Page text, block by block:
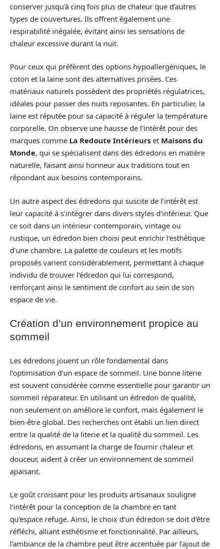
conserver jusqu’à cinq fois plus de chaleur que d’autres
types de couvertures. Ils offrent également une
respirabilité inégalée, évitant ainsi les sensations de
chaleur excessive durant la nuit.
Pour ceux qui préfèrent des options hypoallergéniques, le
coton et la laine sont des alternatives prisées. Ces
matériaux naturels possèdent des propriétés régulatrices,
idéales pour passer des nuits reposantes. En particulier, la
laine est réputée pour sa capacité à réguler la température
corporelle. On observe une hausse de l’intérêt pour des
marques comme La Redoute Intérieurs et Maisons du
Monde, qui se spécialisent dans des édredons en matière
naturelle, faisant ainsi honneur aux traditions tout en
répondant aux besoins contemporains.
Un autre aspect des édredons qui suscite de l’intérêt est
leur capacité à s’intégrer dans divers styles d’intérieur. Que
ce soit dans un intérieur contemporain, vintage ou
rustique, un édredon bien choisi peut enrichir l’esthétique
d’une chambre. La palette de couleurs et les motifs
proposés varient considérablement, permettant à chaque
individu de trouver l’édredon qui lui correspond,
renforçant ainsi le sentiment de confort au sein de son
espace de vie.
Création d’un environnement propice au
sommeil
Les édredons jouent un rôle fondamental dans
l’optimisation d’un espace de sommeil. Une bonne literie
est souvent considérée comme essentielle pour garantir un
sommeil réparateur. En utilisant un édredon de qualité,
non seulement on améliore le confort, mais également le
bien-être global. Des recherches ont établi un lien direct
entre la qualité de la literie et la qualité du sommeil. Les
édredons, en assumant la charge de fournir chaleur et
douceur, aident à créer un environnement de sommeil
apaisant.
Le goût croissant pour les produits artisanaux souligne
l’intérêt pour la conception de la chambre en tant
qu’espace refuge. Ainsi, le choix d’un édredon se doit d’être
réfléchi, alliant esthétisme et fonctionnalité. Par ailleurs,
l’ambiance de la chambre peut être accentuée par l’ajout de